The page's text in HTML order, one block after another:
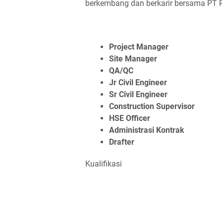
berkembang dan berkarir bersama PT
Project Manager
Site Manager
QA/QC
Jr Civil Engineer
Sr Civil Engineer
Construction Supervisor
HSE Officer
Administrasi Kontrak
Drafter
Kualifikasi